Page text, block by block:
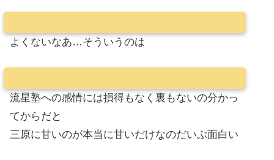
よくないなあ…そういうのは
流星塾への感情には損得もなく裏もないの分かっ
てからだと
三原に甘いのが本当に甘いだけなのだいぶ面白い